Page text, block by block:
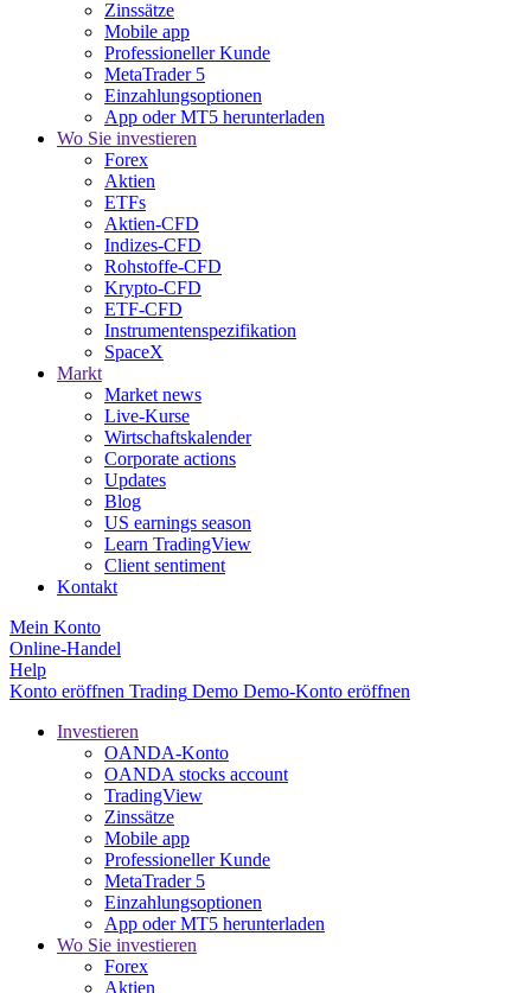
Zinssätze
Mobile app
Professioneller Kunde
MetaTrader 5
Einzahlungsoptionen
App oder MT5 herunterladen
Wo Sie investieren
Forex
Aktien
ETFs
Aktien-CFD
Indizes-CFD
Rohstoffe-CFD
Krypto-CFD
ETF-CFD
Instrumentenspezifikation
SpaceX
Markt
Market news
Live-Kurse
Wirtschaftskalender
Corporate actions
Updates
Blog
US earnings season
Learn TradingView
Client sentiment
Kontakt
Mein Konto
Online-Handel
Help
Konto eröffnen Trading Demo Demo-Konto eröffnen
Investieren
OANDA-Konto
OANDA stocks account
TradingView
Zinssätze
Mobile app
Professioneller Kunde
MetaTrader 5
Einzahlungsoptionen
App oder MT5 herunterladen
Wo Sie investieren
Forex
Aktien